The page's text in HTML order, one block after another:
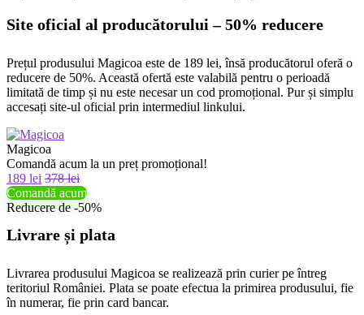
Site oficial al producătorului – 50% reducere
Prețul produsului Magicoa este de 189 lei, însă producătorul oferă o
reducere de 50%. Această ofertă este valabilă pentru o perioadă
limitată de timp și nu este necesar un cod promoțional. Pur și simplu
accesați site-ul oficial prin intermediul linkului.
Magicoa
Comandă acum la un preț promoțional!
189 lei 378 lei
Comandă acum
Reducere de -50%
Livrare și plata
Livrarea produsului Magicoa se realizează prin curier pe întreg
teritoriul României. Plata se poate efectua la primirea produsului, fie
în numerar, fie prin card bancar.